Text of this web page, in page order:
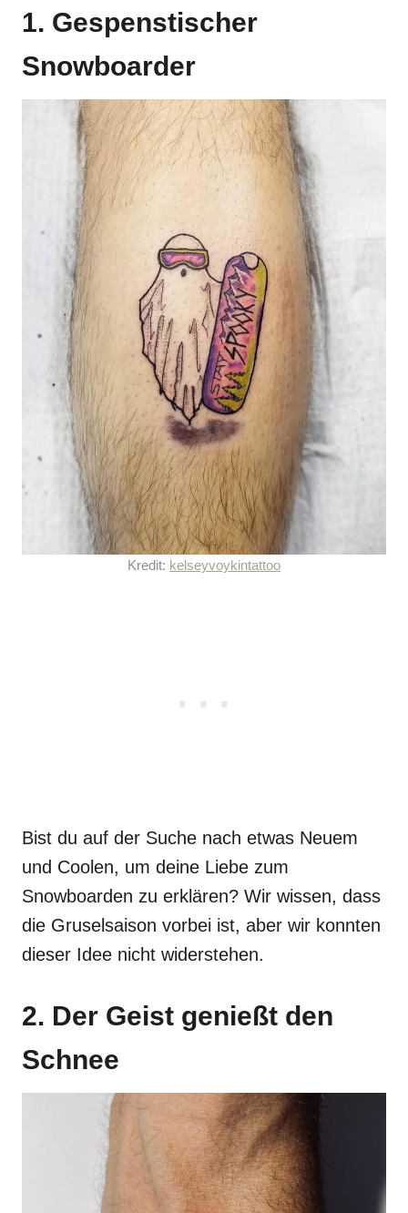
1. Gespenstischer
Snowboarder
Kredit: kelseyvoykintattoo
Bist du auf der Suche nach etwas Neuem
und Coolen, um deine Liebe zum
Snowboarden zu erklären? Wir wissen, dass
die Gruselsaison vorbei ist, aber wir konnten
dieser Idee nicht widerstehen.
2. Der Geist genießt den
Schnee